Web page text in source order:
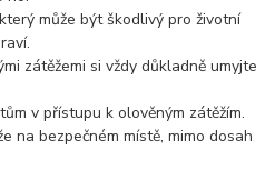
může být škodlivý pro životní
zátěžemi si vždy důkladně umyjte
v přístupu k olověným zátěžím.
na bezpečném místě, mimo dosah